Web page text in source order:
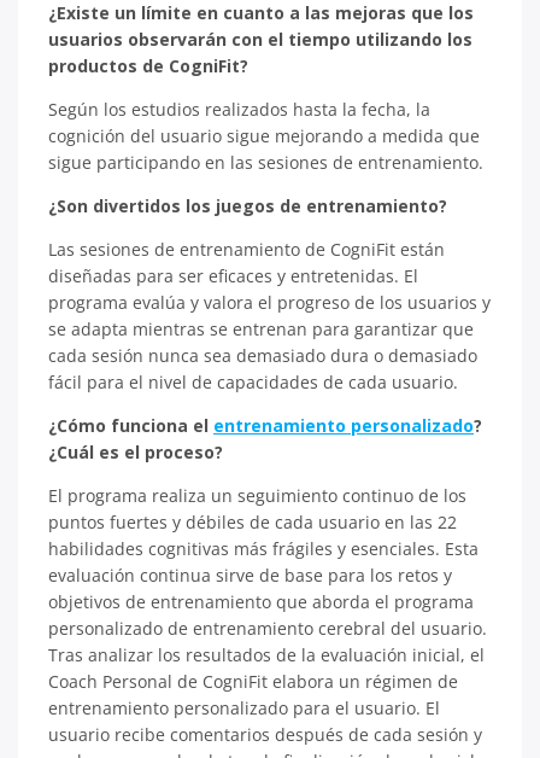
¿Existe un límite en cuanto a las mejoras que los
usuarios observarán con el tiempo utilizando los
productos de CogniFit?
Según los estudios realizados hasta la fecha, la
cognición del usuario sigue mejorando a medida que
sigue participando en las sesiones de entrenamiento.
¿Son divertidos los juegos de entrenamiento?
Las sesiones de entrenamiento de CogniFit están
diseñadas para ser eficaces y entretenidas. El
programa evalúa y valora el progreso de los usuarios y
se adapta mientras se entrenan para garantizar que
cada sesión nunca sea demasiado dura o demasiado
fácil para el nivel de capacidades de cada usuario.
¿Cómo funciona el entrenamiento personalizado?
¿Cuál es el proceso?
El programa realiza un seguimiento continuo de los
puntos fuertes y débiles de cada usuario en las 22
habilidades cognitivas más frágiles y esenciales. Esta
evaluación continua sirve de base para los retos y
objetivos de entrenamiento que aborda el programa
personalizado de entrenamiento cerebral del usuario.
Tras analizar los resultados de la evaluación inicial, el
Coach Personal de CogniFit elabora un régimen de
entrenamiento personalizado para el usuario. El
usuario recibe comentarios después de cada sesión y